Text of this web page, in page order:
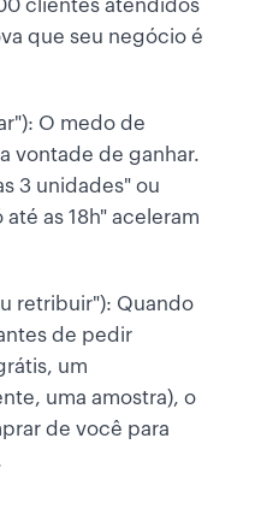
clientes atendidos
que seu negócio é
O medo de
vontade de ganhar.
3 unidades" ou
as 18h" aceleram
retribuir"): Quando
de pedir
um
uma amostra), o
de você para